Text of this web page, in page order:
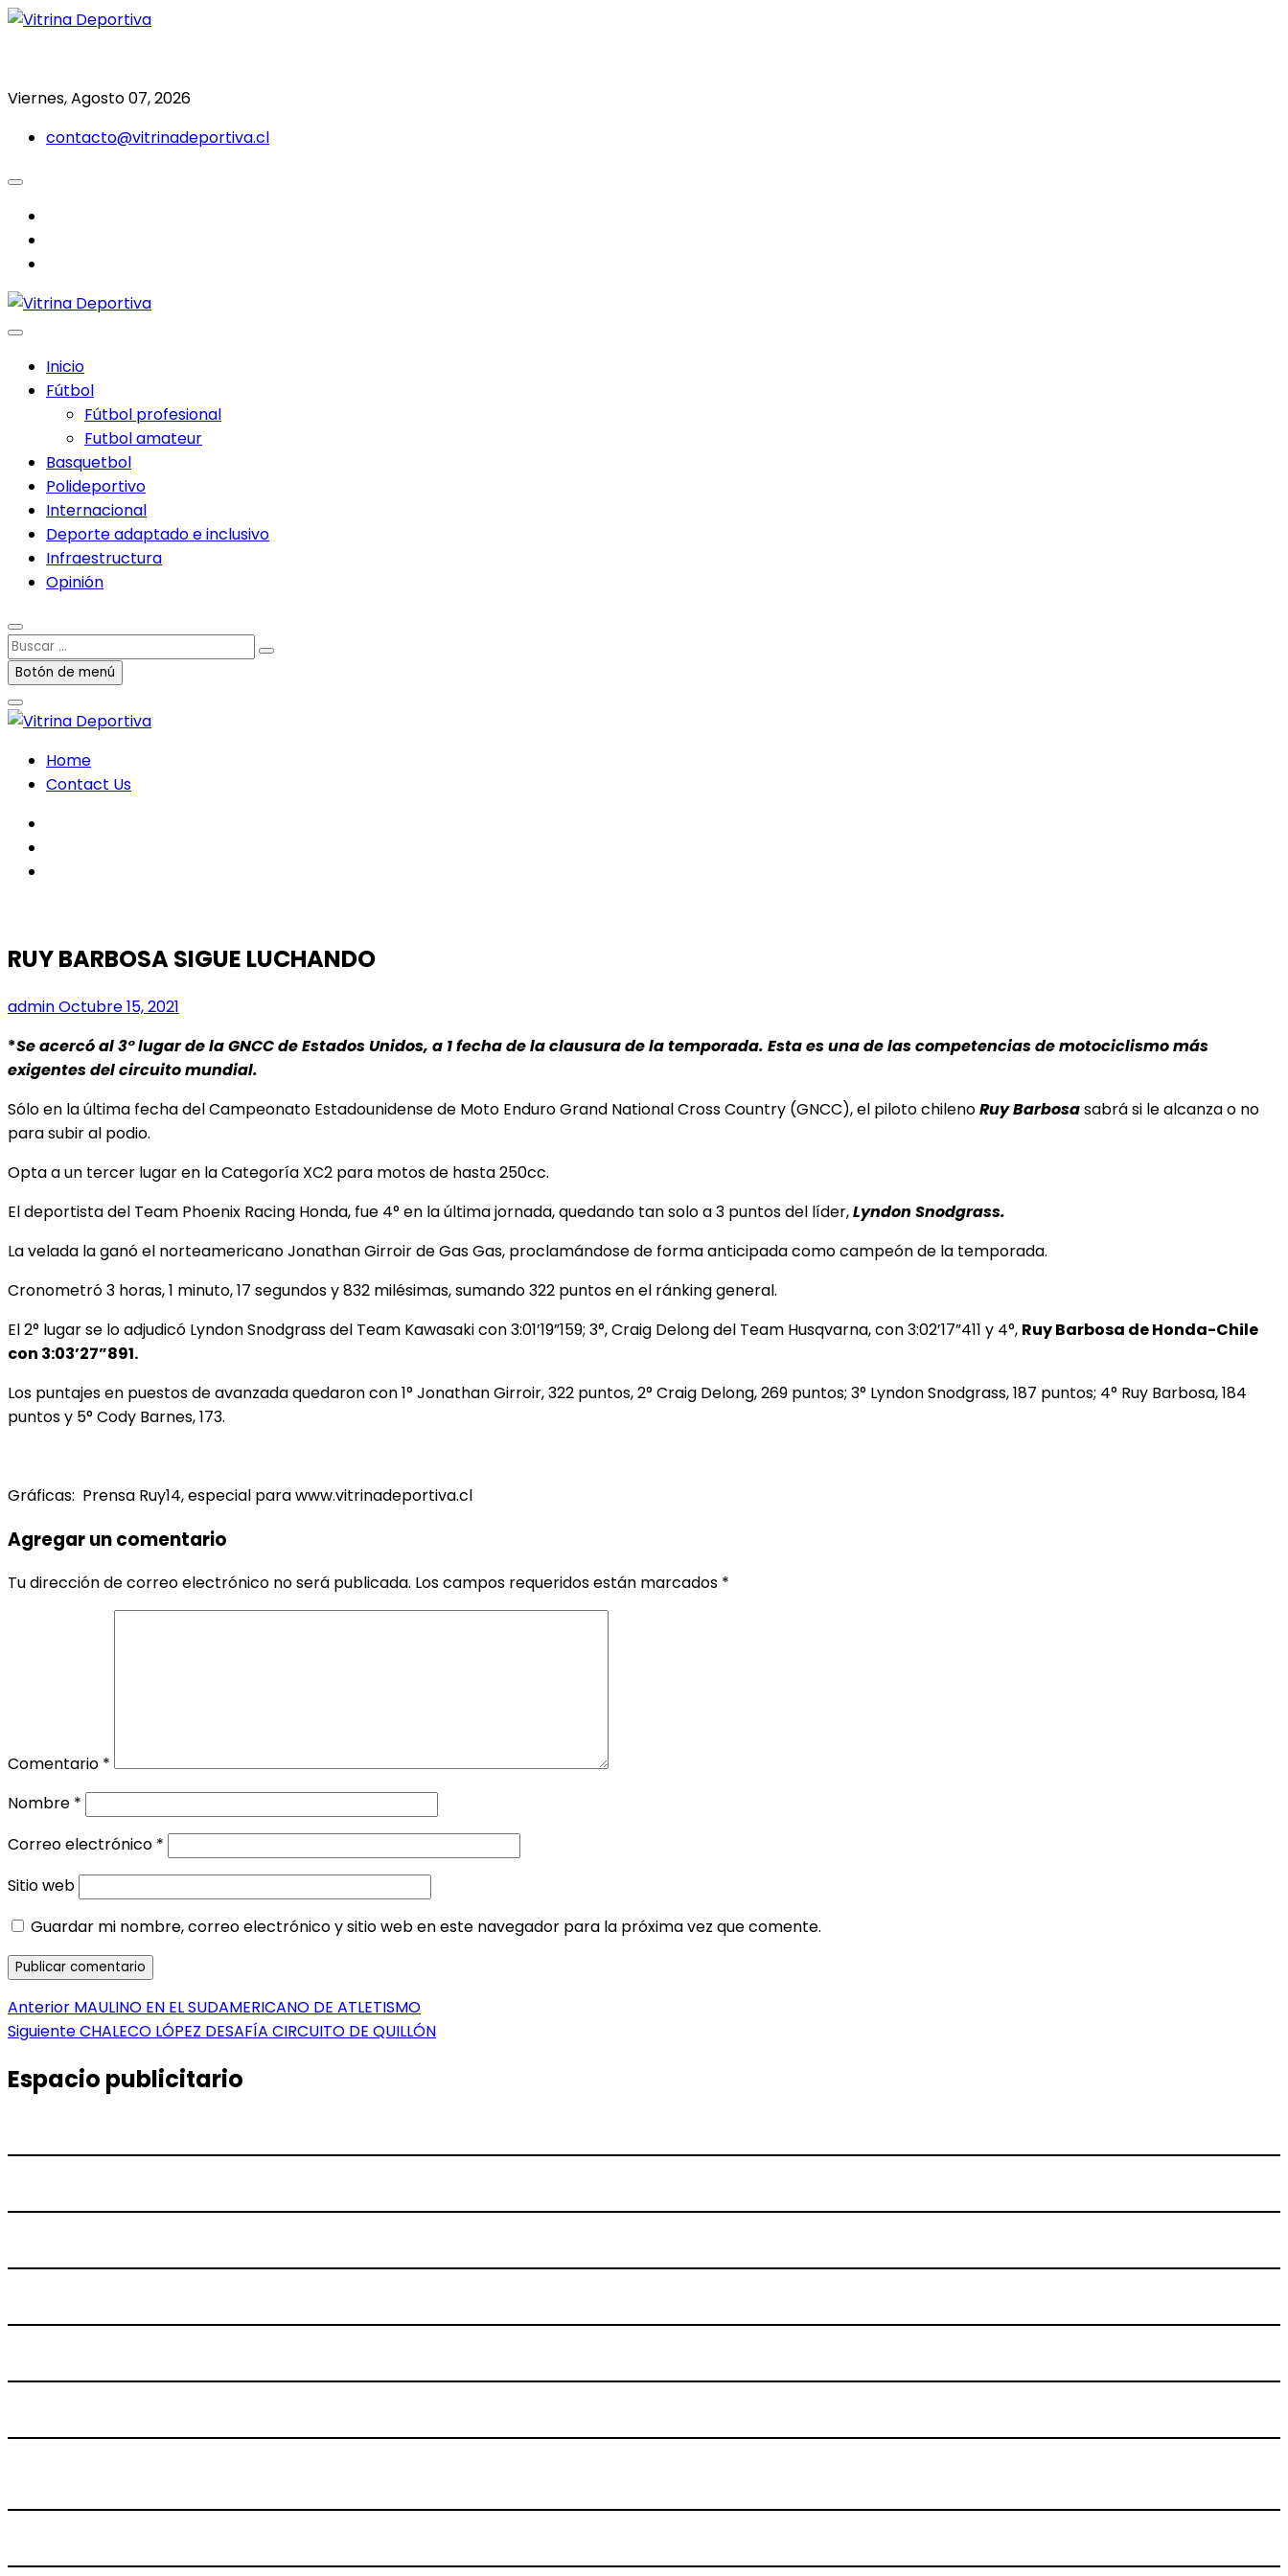
Saltar
Viernes, Agosto 07, 2026
contacto@vitrinadeportiva.cl
Inicio
Fútbol
Fútbol profesional
Futbol amateur
Basquetbol
Polideportivo
Internacional
Deporte adaptado e inclusivo
Infraestructura
Opinión
Buscar
…Botón de menú
Home
Contact Us
RUY BARBOSA SIGUE LUCHANDO
adminOctubre 15, 2021
*Se acercó al 3° lugar de la GNCC de Estados Unidos, a 1 fecha de la clausura de la temporada. Esta es una de las competencias de motociclismo más
exigentes del circuito mundial.
Sólo en la última fecha del Campeonato Estadounidense de Moto Enduro Grand National Cross Country (GNCC), el piloto chilenoRuy Barbosasabrá si le alcanza o no
para subir al podio.
Opta a un tercer lugar en la Categoría XC2 para motos de hasta 250cc.
El deportista del Team Phoenix Racing Honda, fue 4° en la última jornada, quedando tan solo a 3 puntos del líder,Lyndon Snodgrass.
La velada la ganó el norteamericano Jonathan Girroir de Gas Gas, proclamándose de forma anticipada como campeón de la temporada.
Cronometró 3 horas, 1 minuto, 17 segundos y 832 milésimas, sumando 322 puntos en el ránking general.
El 2° lugar se lo adjudicó Lyndon Snodgrass del Team Kawasaki con 3:01’19”159; 3°, Craig Delong del Team Husqvarna, con 3:02’17”411 y 4°, Ruy Barbosa de Honda-Chile
con 3:03’27”891.
Los puntajes en puestos de avanzada quedaron con 1° Jonathan Girroir, 322 puntos, 2° Craig Delong, 269 puntos; 3° Lyndon Snodgrass, 187 puntos; 4° Ruy Barbosa, 184
puntos y 5° Cody Barnes, 173.
Gráficas: Prensa Ruy14, especial para www.vitrinadeportiva.cl
Agregar un comentario
Tu dirección de correo electrónico no será publicada. Los campos requeridos están marcados *
Comentario *
Nombre *
Correo electrónico *
Sitio web
Guardar mi nombre, correo electrónico y sitio web en este navegador para la próxima vez que comente.
Navegación
de
entradas
Anterior Entrada
anterior:
MAULINO EN EL SUDAMERICANO DE ATLETISMO
SiguienteEntrada
CHALECO LÓPEZ DESAFÍA CIRCUITO DE QUILLÓN
Espacio publicitario